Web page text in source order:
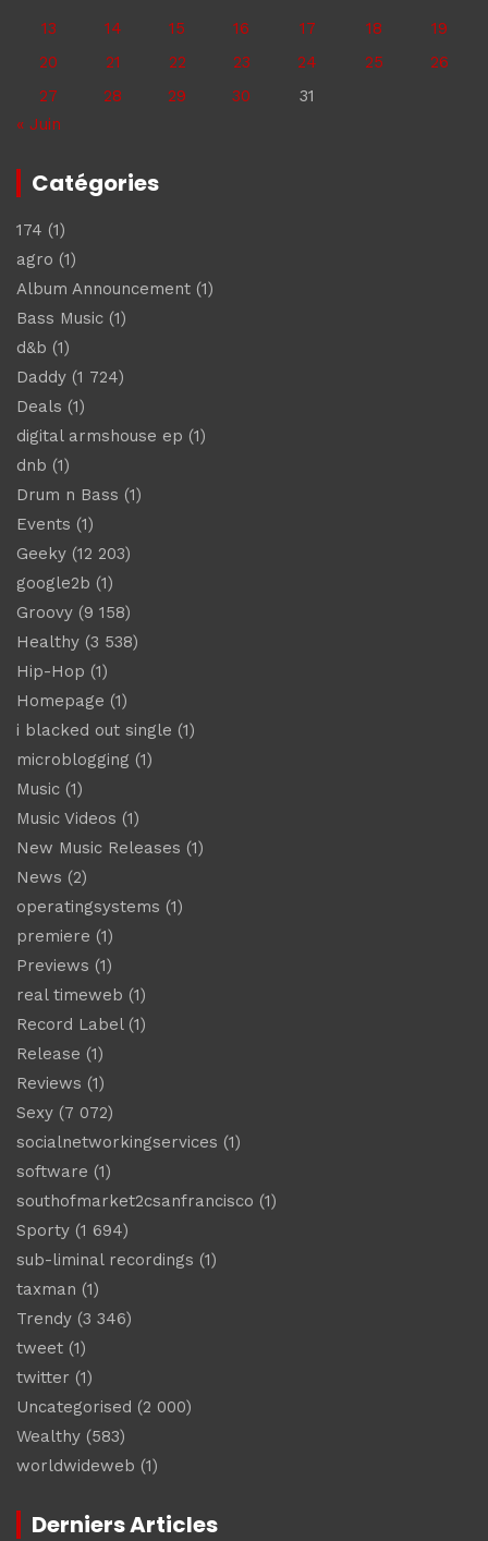
13
14 15 16 17 18
19
20
21 22 23 24 25
26
27
28 29 30
31
« Juin
Catégories
174 (1)
agro (1)
Album Announcement (1)
Bass Music (1)
d&b (1)
Daddy (1 724)
Deals (1)
digital armshouse ep (1)
dnb (1)
Drum n Bass (1)
Events (1)
Geeky (12 203)
google2b (1)
Groovy (9 158)
Healthy (3 538)
Hip-Hop (1)
Homepage (1)
i blacked out single (1)
microblogging (1)
Music (1)
Music Videos (1)
New Music Releases (1)
News (2)
operatingsystems (1)
premiere (1)
Previews (1)
real timeweb (1)
Record Label(1)
Release (1)
Reviews (1)
Sexy (7 072)
socialnetworkingservices (1)
software (1)
southofmarket2csanfrancisco (1)
Sporty (1 694)
sub-liminal recordings (1)
taxman (1)
Trendy (3 346)
tweet (1)
twitter (1)
Uncategorised (2 000)
Wealthy (583)
worldwideweb (1)
Derniers Articles